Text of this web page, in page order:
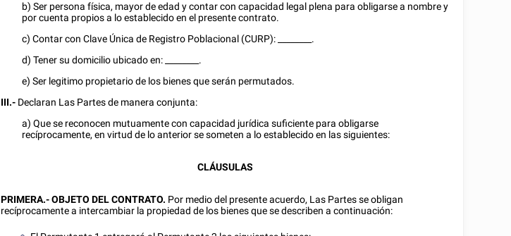
b) Ser persona física, mayor de edad y contar con capacidad legal plena para obligarse a nombre y
por cuenta propios a lo establecido en el presente contrato.
c) Contar con Clave Única de Registro Poblacional (CURP):
.
d) Tener su domicilio ubicado en:
.
e) Ser legitimo propietario de los bienes que serán permutados.
III.- Declaran Las Partes de manera conjunta:
a) Que se reconocen mutuamente con capacidad jurídica suficiente para obligarse
recíprocamente, en virtud de lo anterior se someten a lo establecido en las siguientes:
CLÁUSULAS
PRIMERA.- OBJETO DEL CONTRATO. Por medio del presente acuerdo, Las Partes se obligan
recíprocamente a intercambiar la propiedad de los bienes que se describen a continuación: